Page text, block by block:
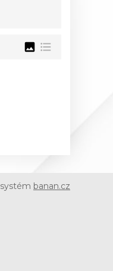
image format_list_bulleted
systém banan.cz